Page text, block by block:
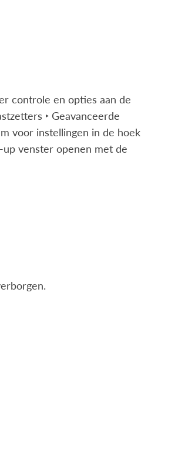
controle en opties aan de
‣ Geavanceerde
voor instellingen in de hoek
venster openen met de